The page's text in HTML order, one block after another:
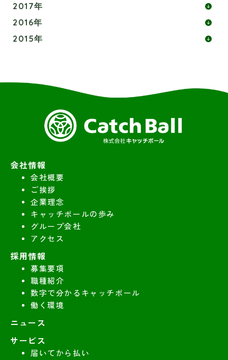
2017年
2016年
2015年
会社情報
会社概要
ご挨拶
企業理念
キャッチボールの歩み
グループ会社
アクセス
採用情報
募集要項
職種紹介
数字で分かるキャッチボール
働く環境
ニュース
サービス
届いてから払い